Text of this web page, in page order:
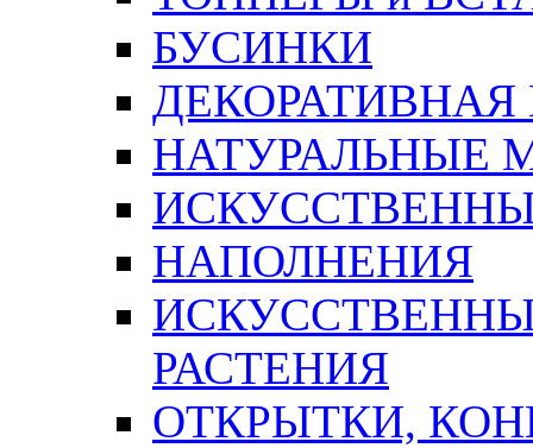
БУСИНКИ
ДЕКОРАТИВНАЯ
НАТУРАЛЬНЫЕ
НАПОЛНЕНИЯ
РАСТЕНИЯ
ОТКРЫТКИ,